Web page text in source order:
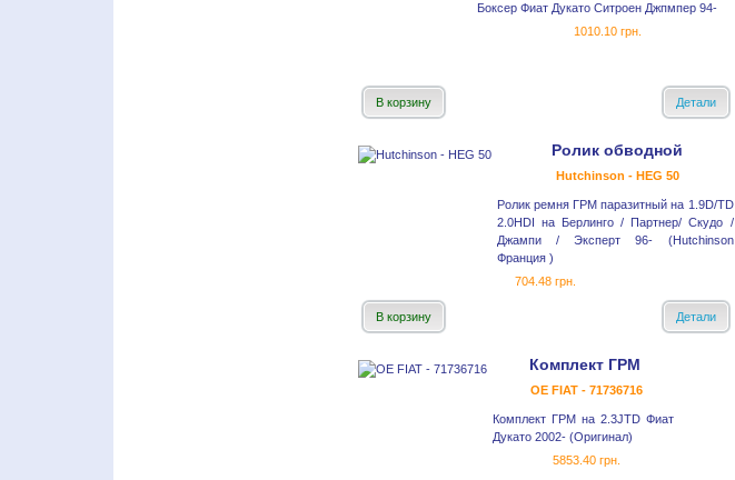
Боксер Фиат Дукато Ситроен Джпмпер 94-
1010.10 грн.
В корзину Детали
Ролик обводной
Hutchinson - HEG 50
Ролик ремня ГРМ паразитный на 1.9D/TD
2.0HDI на Берлинго / Партнер/ Скудо /
Джампи / Эксперт 96- (Hutchinson
Франция )
704.48 грн.
В корзину Детали
Комплект ГРМ
OE FIAT - 71736716
Комплект ГРМ на 2.3JTD Фиат
Дукато 2002- (Оригинал)
5853.40 грн.